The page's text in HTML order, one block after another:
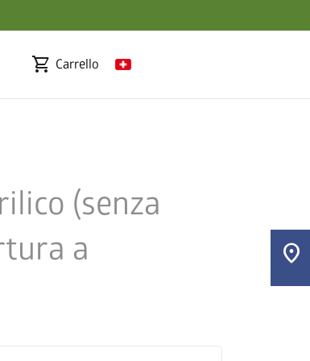
shopping_cart Carrello
(senza
a
location_on